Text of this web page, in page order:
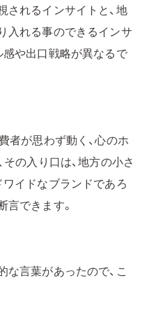
されるインサイトと、地
入れる事のできるインサ
感や出口戦略が異なるで
者が思わず動く、心のホ
その入り口は、地方の小さ
イドなブランドであろ
言できます。
言葉があったので、こ